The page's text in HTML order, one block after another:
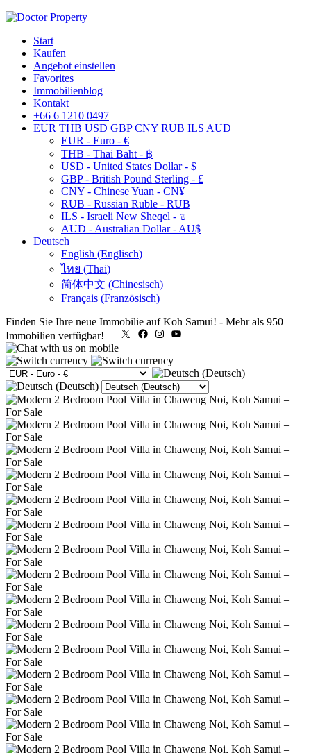
Start
Kaufen
Angebot einstellen
Favorites
Immobilienblog
Kontakt
+66 6 1210 0497
EUR THB USD GBP CNY RUB ILS AUD
EUR - Euro - €
THB - Thai Baht - ฿
USD - United States Dollar - $
GBP - British Pound Sterling - £
CNY - Chinese Yuan - CN¥
RUB - Russian Ruble - RUB
ILS - Israeli New Sheqel - ₪
AUD - Australian Dollar - AU$
Deutsch
English (Englisch)
ไทย (Thai)
简体中文 (Chinesisch)
Français (Französisch)
Finden Sie Ihre neue Immobilie auf Koh Samui! - Mehr als 950
Immobilien verfügbar!
X FacebookInstagram